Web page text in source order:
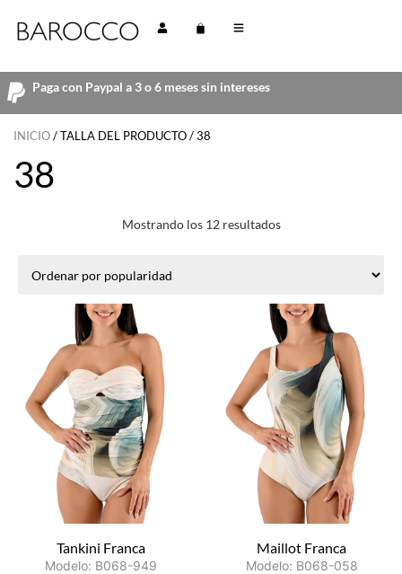
Paga con Paypal a 3 o 6 meses sin intereses
INICIO/ TALLA DEL PRODUCTO / 38
38
Mostrando los 12 resultados
Tankini Franca
Modelo: B068-949
Maillot Franca
Modelo: B068-058